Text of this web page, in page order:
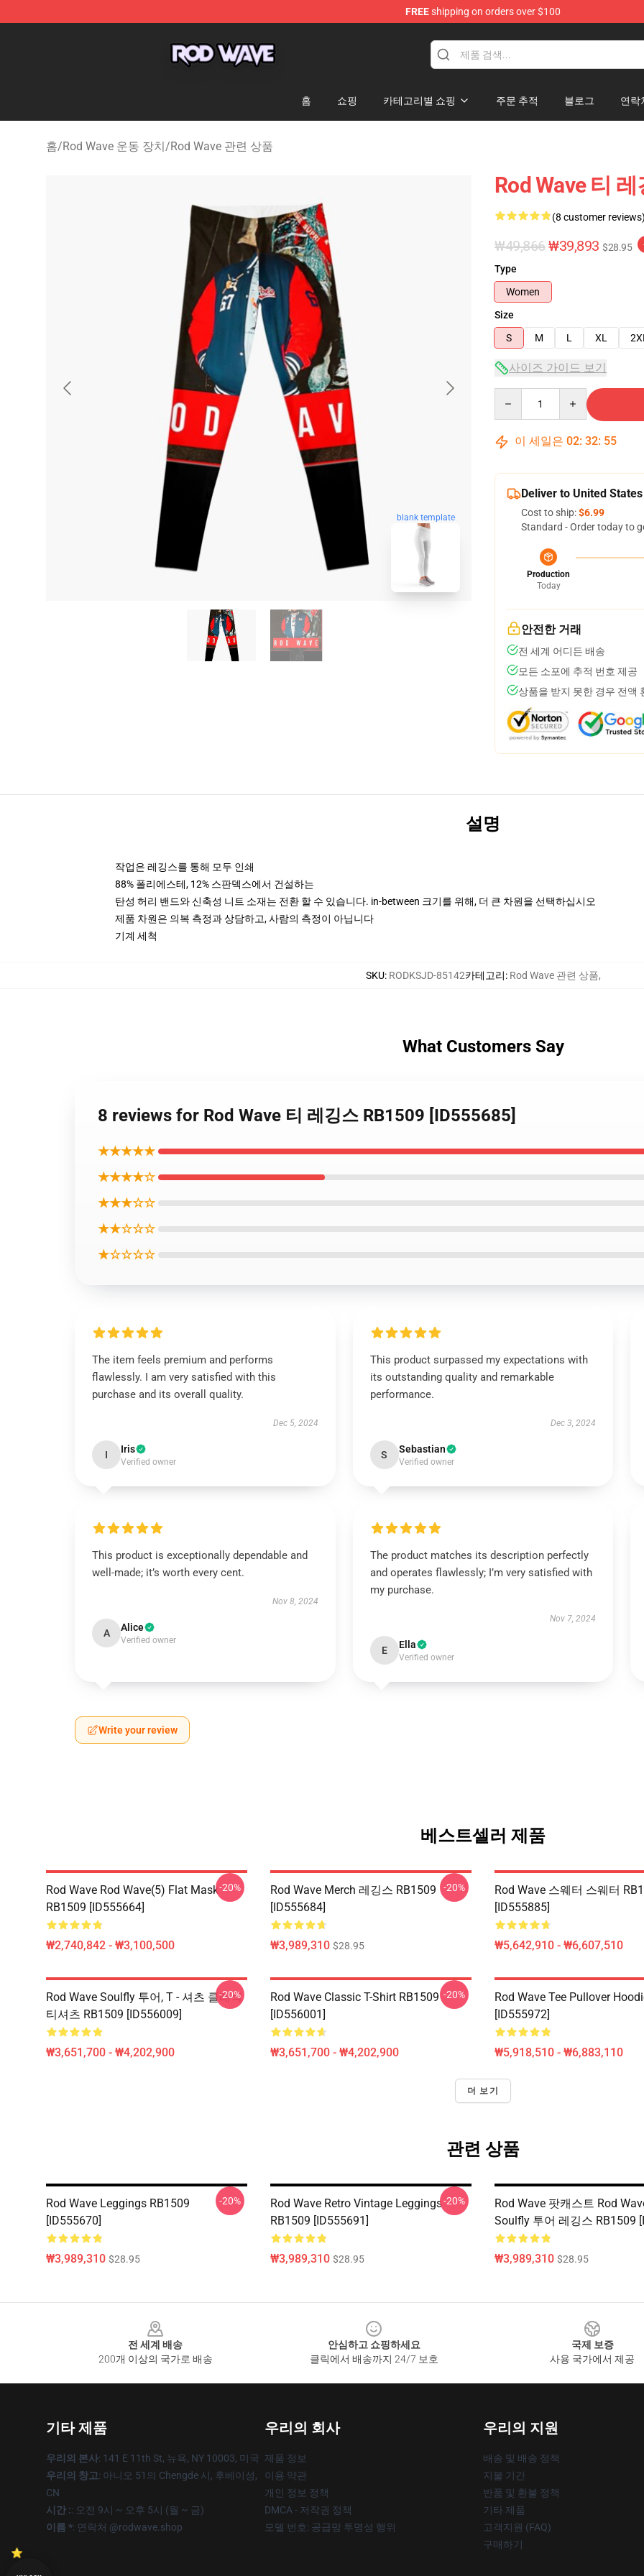
FREEshipping on orders over $100
홈 쇼핑 카테고리별 쇼핑 주문 추적 블로그 연락
홈/Rod Wave 운동 장치/Rod Wave 관련 상품
blank template
Rod Wave 티
(8 customer
₩49,866₩39,893 $28.95
Type
Women
Size
S
M L XL
사이즈 가이드 보기
이 세일은 02: 32: 54
Deliver to United States
Cost to ship:$6.99
Standard - Order today to
Production
Today
안전한 거래
전 세계 어디든 배송
모든 소포에 추적 번호 제공
상품을 받지 못한 경우 전액
설명
작업은 레깅스를 통해 모두 인쇄
88% 폴리에스테, 12% 스판덱스에서 건설하는
탄성 허리 밴드와 신축성 니트 소재는 전환 할 수 있습니다. in-between 크기를 위해, 더 큰 차원을 선택하십시오
제품 차원은 의복 측정과 상담하고, 사람의 측정이 아닙니다
기계 세척
SKU: RODKSJD-85142카테고리: Rod Wave 관련 상품,
What Customers Say
8 reviews for Rod Wave 티 레깅스 RB1509 [ID555685]
★★★★★
★★★★☆
★★★☆☆
★★☆☆☆
★☆☆☆☆
The item feels premium and performs
flawlessly. I am very satisfied with this
purchase and its overall quality.
Dec 5, 2024
I Iris
Verified owner
This product surpassed my expectations with
its outstanding quality and remarkable
performance.
Dec 3, 2024
S Sebastian
Verified owner
This product is exceptionally dependable and
well-made; it’s worth every cent.
Nov 8, 2024
A Alice
Verified owner
The product matches its description perfectly
and operates flawlessly; I’m very satisfied with
my purchase.
Nov 7, 2024
E Ella
Verified owner
Write your review
베스트셀러 제품
Rod Wave Rod Wave(5) Flat Mask
RB1509 [ID555664]
₩2,740,842 - ₩3,100,500
-20%
Rod Wave Merch 레깅스 RB1509
[ID555684]
₩3,989,310 $28.95
-20%
Rod Wave 스웨터 스웨터
[ID555885]
₩5,642,910 - ₩6,607,510
Rod Wave Soulfly 투어, T - 셔츠 클래식
티셔츠 RB1509 [ID556009]
₩3,651,700 - ₩4,202,900
-20%
Rod Wave Classic T-Shirt RB1509
[ID556001]
₩3,651,700 - ₩4,202,900
-20%
Rod Wave Tee Pullover
[ID555972]
₩5,918,510 - ₩6,883,110
더 보기
관련 상품
Rod Wave Leggings RB1509
[ID555670]
₩3,989,310 $28.95
-20%
Rod Wave Retro Vintage Leggings
RB1509 [ID555691]
₩3,989,310 $28.95
-20%
Rod Wave 팟캐스트 Rod
Soulfly 투어 레깅스 RB1509
₩3,989,310 $28.95
전 세계 배송
200개 이상의 국가로 배송
안심하고 쇼핑하세요
클릭에서 배송까지 24/7 보호
국제 보증
사용 국가에서 제공
기타 제품
우리의 본사: 141 E 11th St, 뉴욕, NY 10003, 미국
우리의 창고: 아니오 51의 Chengde 시, 후베이성,
CN
시간 :: 오전 9시 ~ 오후 5시 (월 ~ 금)
이름 *: 연락처 @rodwave.shop
우리의 회사
제품 정보
이용 약관
개인 정보 정책
DMCA - 저작권 정책
모델 번호: 공급망 투명성 행위
우리의 지원
배송 및 배송 정책
지불 기간
반품 및 환불 정책
기타 제품
고객지원 (FAQ)
구매하기